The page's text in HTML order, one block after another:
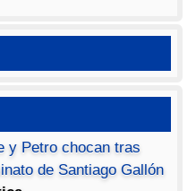
y Petro chocan tras
de Santiago Gallón